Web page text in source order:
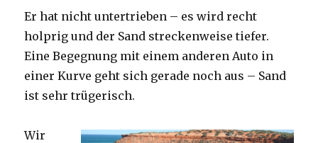
Er hat nicht untertrieben – es wird recht
holprig und der Sand streckenweise tiefer.
Eine Begegnung mit einem anderen Auto in
einer Kurve geht sich gerade noch aus – Sand
ist sehr trügerisch.
Wir